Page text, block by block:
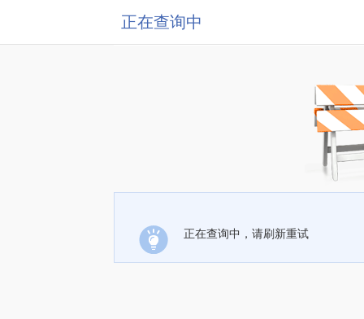
正在查询中
正在查询中，请刷新重试